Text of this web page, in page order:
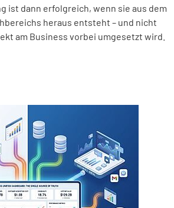
ist dann erfolgreich, wenn sie aus dem
heraus entsteht – und nicht
am Business vorbei umgesetzt wird.